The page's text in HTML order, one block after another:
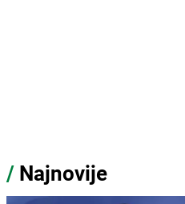
/ Najnovije